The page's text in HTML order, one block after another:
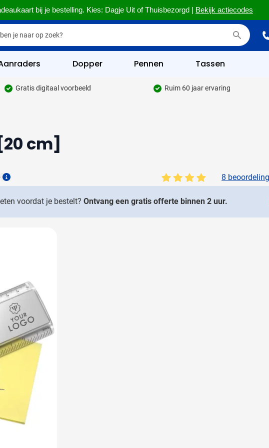
bij je bestelling. Kies: Dagje Uit of Thuisbezorgd | Bekijk actiecodes
& Kantoor categorie
categorie
categorie
categorie
& Veiligheid categorie
categorie
categorie
categorie
categorie
& overig categorie
Dopper Pennen Tassen
Gratis digitaal voorbeeld Ruim 60 jaar ervaring
cm]
Details
8
voordat je bestelt? Ontvang een gratis offerte binnen 2 uur.